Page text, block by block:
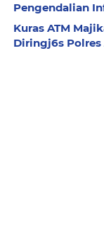
Pengendalian
Kuras ATM
Diringj6s Polres